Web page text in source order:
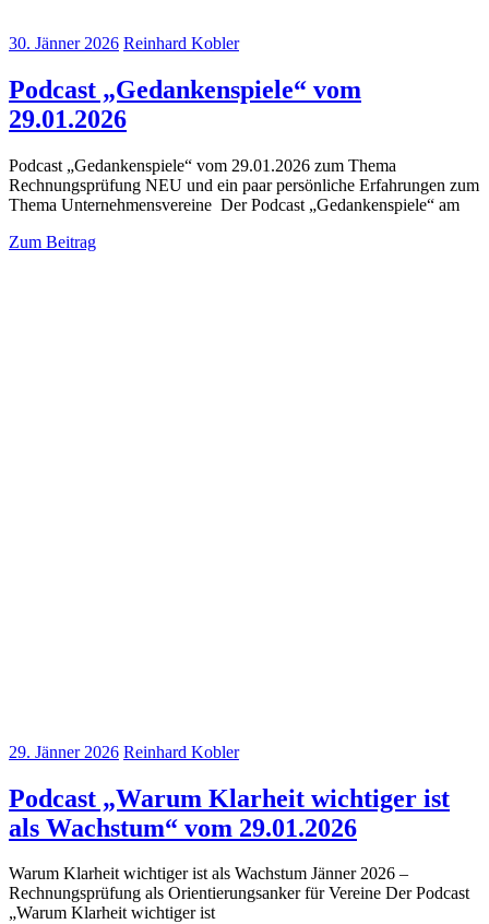
30. Jänner 2026 Reinhard Kobler
Podcast „Gedankenspiele“ vom
29.01.2026
Podcast „Gedankenspiele“ vom 29.01.2026 zum Thema
Rechnungsprüfung NEU und ein paar persönliche Erfahrungen zum
Thema Unternehmensvereine Der Podcast „Gedankenspiele“ am
Zum Beitrag
29. Jänner 2026 Reinhard Kobler
Podcast „Warum Klarheit wichtiger ist
als Wachstum“ vom 29.01.2026
Warum Klarheit wichtiger ist als Wachstum Jänner 2026 –
Rechnungsprüfung als Orientierungsanker für Vereine Der Podcast
„Warum Klarheit wichtiger ist